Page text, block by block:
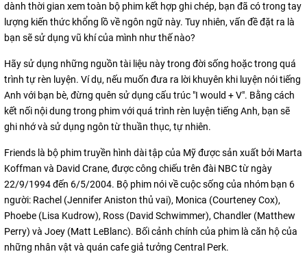
dành thời gian xem toàn bộ phim kết hợp ghi chép, bạn đã có trong tay
lượng kiến thức khổng lồ về ngôn ngữ này. Tuy nhiên, vấn đề đặt ra là
bạn sẽ sử dụng vũ khí của mình như thế nào?
Hãy sử dụng những nguồn tài liệu này trong đời sống hoặc trong quá
trình tự rèn luyện. Ví dụ, nếu muốn đưa ra lời khuyên khi luyện nói tiếng
Anh với bạn bè, đừng quên sử dụng cấu trúc "I would + V". Bằng cách
kết nối nội dung trong phim với quá trình rèn luyện tiếng Anh, bạn sẽ
ghi nhớ và sử dụng ngôn từ thuần thục, tự nhiên.
Friends là bộ phim truyền hình dài tập của Mỹ được sản xuất bởi Marta
Koffman và David Crane, được công chiếu trên đài NBC từ ngày
22/9/1994 đến 6/5/2004. Bộ phim nói về cuộc sống của nhóm bạn 6
người: Rachel (Jennifer Aniston thủ vai), Monica (Courteney Cox),
Phoebe (Lisa Kudrow), Ross (David Schwimmer), Chandler (Matthew
Perry) và Joey (Matt LeBlanc). Bối cảnh chính của phim là căn hộ của
những nhân vật và quán cafe giả tưởng Central Perk.